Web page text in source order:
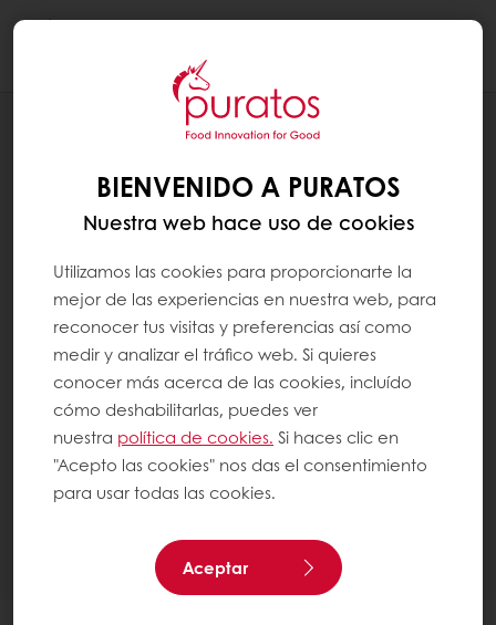
PANADERÍA
BIENVENIDO A PURATOS
Nuestra web hace uso de cookies
Utilizamos las cookies para proporcionarte la
mejor de las experiencias en nuestra web, para
reconocer tus visitas y preferencias así como
medir y analizar el tráfico web. Si quieres
conocer más acerca de las cookies, incluído
cómo deshabilitarlas, puedes ver
nuestra política de cookies. Si haces clic en
"Acepto las cookies" nos das el consentimiento
para usar todas las cookies.
Aceptar